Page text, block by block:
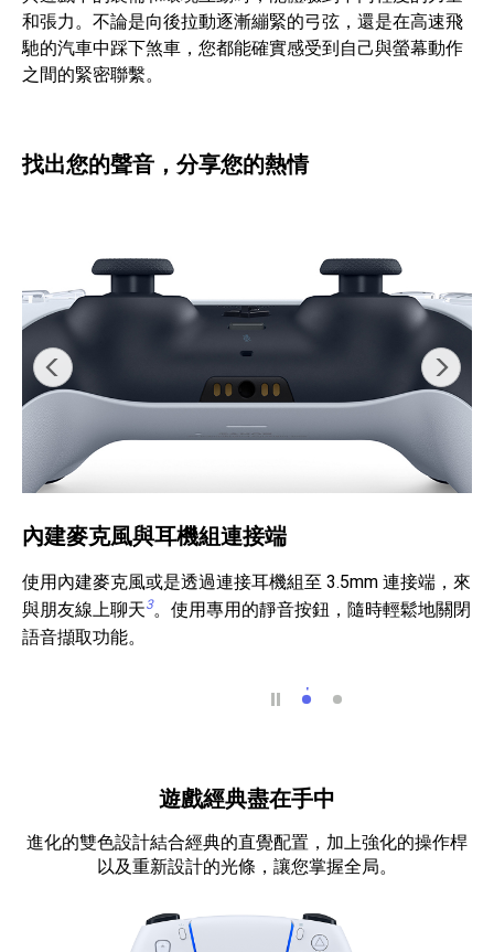
和張力。不論是向後拉動逐漸繃緊的弓弦，還是在高速飛
馳的汽車中踩下煞車，您都能確實感受到自己與螢幕動作
之間的緊密聯繫。
找出您的聲音，分享您的熱情
內建麥克風與耳機組連
創建按鈕
內建麥克風與耳機組連接端
使用內建麥克風或是透過連接耳機組至 3.5mm 連接端，來
與朋友線上聊天3。使用專用的靜音按鈕，隨時輕鬆地關閉
語音擷取功能。
遊戲經典盡在手中
進化的雙色設計結合經典的直覺配置，加上強化的操作桿
以及重新設計的光條，讓您掌握全局。